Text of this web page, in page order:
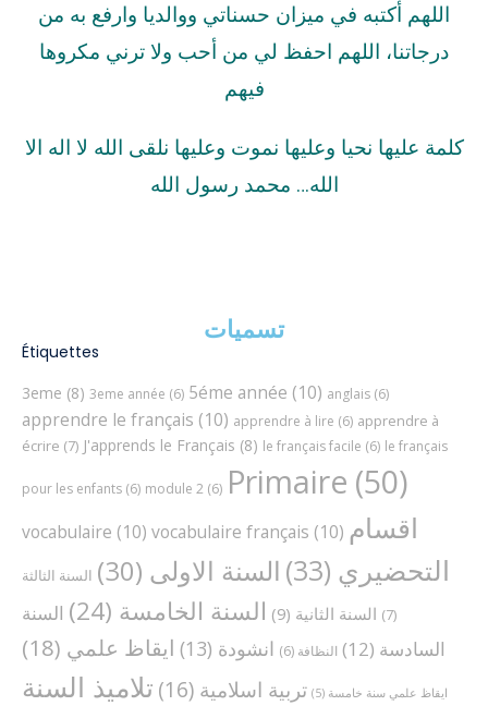
اللهم أكتبه في ميزان حسناتي ووالديا وارفع به من
درجاتنا، اللهم احفظ لي من أحب ولا ترني مكروها
فيهم
كلمة عليها نحيا وعليها نموت وعليها نلقى الله لا اله الا
الله… محمد رسول الله
تسميات
Étiquettes
3eme (8) 3eme année (6) 5éme année (10) anglais (6)
apprendre le français (10) apprendre à lire (6) apprendre à
écrire (7) J'apprends le Français (8) le français facile (6) le français
pour les enfants (6) module 2 (6) Primaire (50)
vocabulaire (10) vocabulaire français (10) اقسام
التحضيري (33) السنة الاولى (30)
السنة الثالثة
(7)
السنة الثانية (9) السنة الخامسة (24)
السنة
السادسة (12) النظافة (6) انشودة (13) ايقاظ علمي (18)
ايقاظ علمي سنة خامسة (5) تربية اسلامية (16)
تلاميذ السنة